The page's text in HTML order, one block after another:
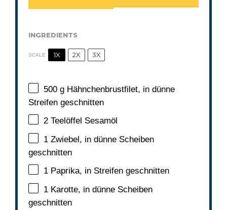
INGREDIENTS
SCALE 1X 2X 3X
500 g Hähnchenbrustfilet, in dünne
Streifen geschnitten
2 Teelöffel Sesamöl
1 Zwiebel, in dünne Scheiben
geschnitten
1 Paprika, in Streifen geschnitten
1 Karotte, in dünne Scheiben
geschnitten